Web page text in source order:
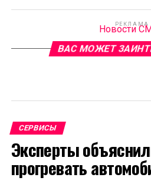
РЕКЛАМА
Новости
ВАС МОЖЕТ
СЕРВИСЫ
Эксперты
прогревать